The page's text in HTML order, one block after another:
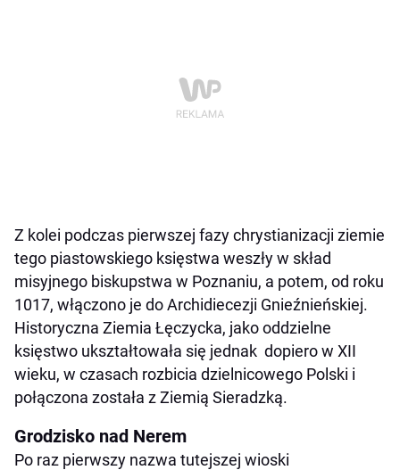
Z kolei podczas pierwszej fazy chrystianizacji ziemie
tego piastowskiego księstwa weszły w skład
misyjnego biskupstwa w Poznaniu, a potem, od roku
1017, włączono je do Archidiecezji Gnieźnieńskiej.
Historyczna Ziemia Łęczycka, jako oddzielne
księstwo ukształtowała się jednak dopiero w XII
wieku, w czasach rozbicia dzielnicowego Polski i
połączona została z Ziemią Sieradzką.
Grodzisko nad Nerem
Po raz pierwszy nazwa tutejszej wioski